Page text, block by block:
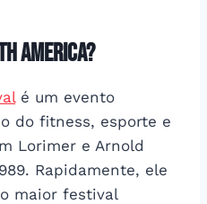
America?
é um evento
do fitness, esporte e
Lorimer e Arnold
Rapidamente, ele
maior festival